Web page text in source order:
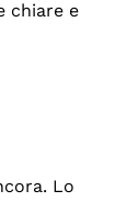
chiare e
Lo